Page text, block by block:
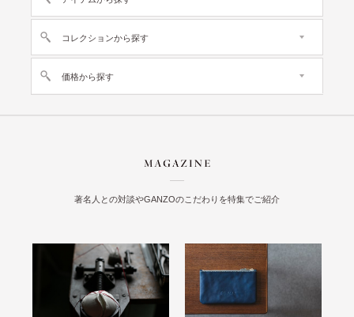
コレクションから探す
価格から探す
著名人との対談やGANZOのこだわりを特集でご紹介